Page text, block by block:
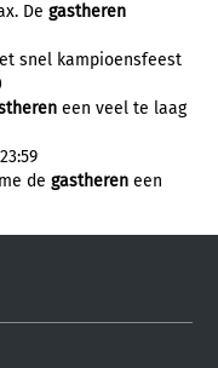
De gastheren
snel kampioensfeest
een veel te laag
de gastheren een